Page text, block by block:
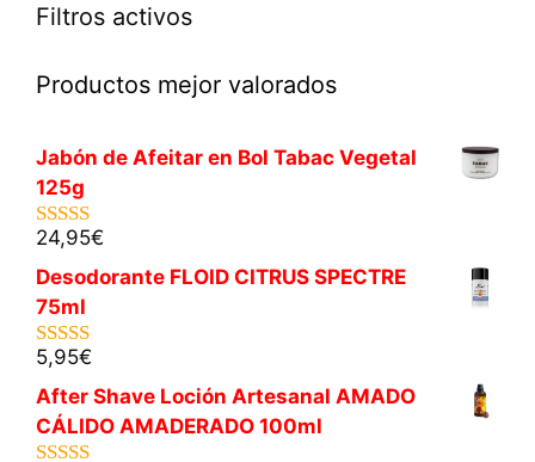
Filtros activos
Productos mejor valorados
Jabón de Afeitar en Bol Tabac Vegetal
125g
5.00de 5
24,95€
Desodorante FLOID CITRUS SPECTRE
75ml
5.00de 5
5,95€
After Shave Loción Artesanal AMADO
CÁLIDO AMADERADO 100ml